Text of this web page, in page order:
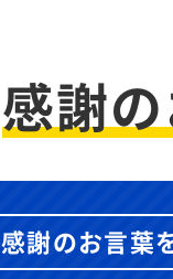
感謝
感謝のお言葉